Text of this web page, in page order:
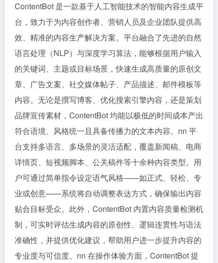
ContentBot 是一款基于人工智能技术的智能内容生成平
台，致力于为内容创作者、营销人员及企业团队提供高
效、精准的内容生产解决方案。平台融合了先进的自然
语言处理（NLP）与深度学习算法，能够根据用户输入
的关键词、主题或目标场景，快速生成高质量的原创文
章、广告文案、社交媒体帖子、产品描述、邮件模板等
内容。无论是撰写博客、优化搜索引擎内容，还是策划
品牌宣传素材，ContentBot 均能以极低的时间成本产出
符合语境、风格统一且具备传播力的文本内容。nn 平
台支持多语言、多场景的灵活适配，覆盖新闻稿、电商
详情页、短视频脚本、公关稿件等十余种内容类型。用
户可通过简单指令设定语气风格——如正式、轻松、专
业或创意——系统将自动调整表达方式，确保输出内容
贴合目标受众。此外，ContentBot 内置内容质量检测机
制，可实时评估生成内容的原创性、逻辑连贯性与语法
准确性，并提供优化建议，帮助用户进一步提升内容的
专业度与可信度。nn 在操作体验方面，ContentBot 提